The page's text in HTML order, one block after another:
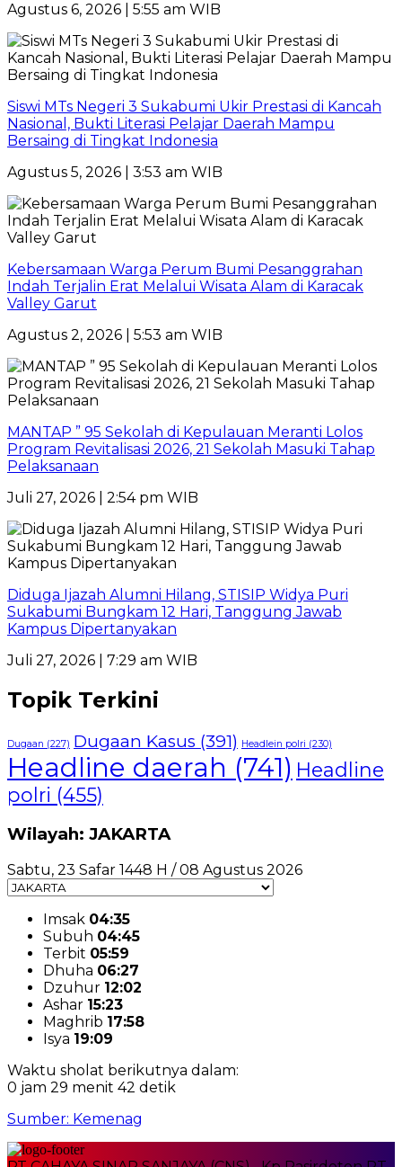
Agustus 6, 2026 | 5:55 am WIB
Siswi MTs Negeri 3 Sukabumi Ukir Prestasi di Kancah
Nasional, Bukti Literasi Pelajar Daerah Mampu
Bersaing di Tingkat Indonesia
Agustus 5, 2026 | 3:53 am WIB
Kebersamaan Warga Perum Bumi Pesanggrahan
Indah Terjalin Erat Melalui Wisata Alam di Karacak
Valley Garut
Agustus 2, 2026 | 5:53 am WIB
MANTAP ” 95 Sekolah di Kepulauan Meranti Lolos
Program Revitalisasi 2026, 21 Sekolah Masuki Tahap
Pelaksanaan
Juli 27, 2026 | 2:54 pm WIB
Diduga Ijazah Alumni Hilang, STISIP Widya Puri
Sukabumi Bungkam 12 Hari, Tanggung Jawab
Kampus Dipertanyakan
Juli 27, 2026 | 7:29 am WIB
Topik Terkini
Dugaan (227) Dugaan Kasus (391) Headlein polri (230)
Headline daerah (741) Headline
polri (455)
Wilayah: JAKARTA
Sabtu, 23 Safar 1448 H / 08 Agustus 2026
Imsak 04:35
Subuh 04:45
Terbit 05:59
Dhuha 06:27
Dzuhur 12:02
Ashar 15:23
Maghrib 17:58
Isya 19:09
Waktu sholat berikutnya dalam:
0 jam 29 menit 42 detik
Sumber: Kemenag